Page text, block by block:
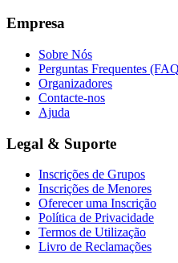
Empresa
Sobre Nós
Perguntas Frequentes
Organizadores
Contacte-nos
Ajuda
Legal & Suporte
Inscrições de Grupos
Inscrições de Menores
Oferecer uma Inscrição
Política de Privacidade
Termos de Utilização
Livro de Reclamações